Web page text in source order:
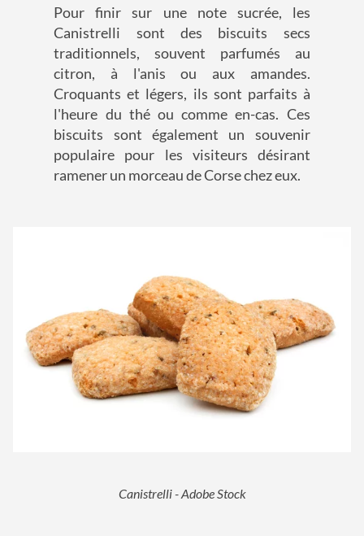
Pour finir sur une note sucrée, les
Canistrelli sont des biscuits secs
traditionnels, souvent parfumés au
citron, à l'anis ou aux amandes.
Croquants et légers, ils sont parfaits à
l'heure du thé ou comme en-cas. Ces
biscuits sont également un souvenir
populaire pour les visiteurs désirant
ramener un morceau de Corse chez eux.
Canistrelli - Adobe Stock